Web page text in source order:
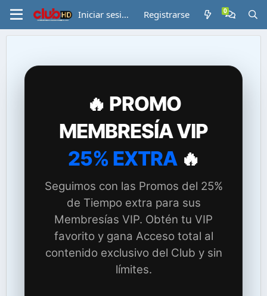
Iniciar sesión Registrarse
🔥 PROMO
MEMBRESÍA VIP
25% EXTRA🔥
Seguimos con las Promos del 25%
de Tiempo extra para sus
Membresías VIP. Obtén tu VIP
favorito y gana Acceso total al
contenido exclusivo del Club y sin
límites.